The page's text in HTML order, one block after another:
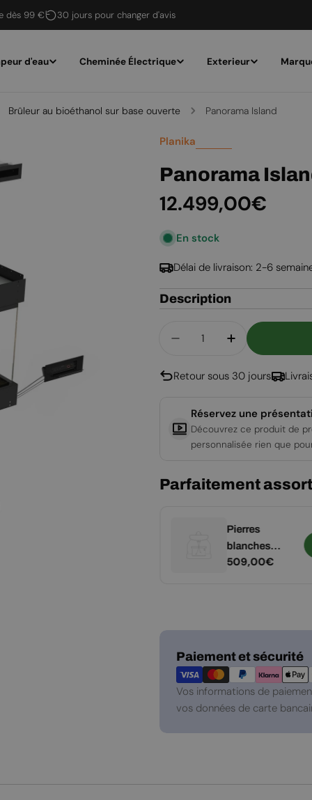
dès 99 € 30 jours pour changer d'avis
d'eau Cheminée Électrique Exterieur
Brûleur au bioéthanol sur base ouverte Panorama Island
Planika
Panorama
Prix
régulier
12.499,00€
En stock
Délai de livraison: 2-6
Description
Diminuer La Quantité
Augmenter
Retour sous 30 jours
Réservez une
Découvrez ce produit de
personnalisée rien que
Parfaitement
Pierres
blanches
décoratives
Prix
509,00€
Paiement et sécurité
Modes
de
paiement
Vos informations de
vos données de carte